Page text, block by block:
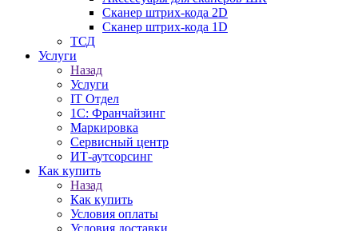
Сканер штрих-кода 2D
Сканер штрих-кода 1D
ТСД
Услуги
Назад
Услуги
IT Отдел
1С: Франчайзинг
Маркировка
Сервисный центр
ИТ-аутсорсинг
Как купить
Назад
Как купить
Условия оплаты
Условия доставки